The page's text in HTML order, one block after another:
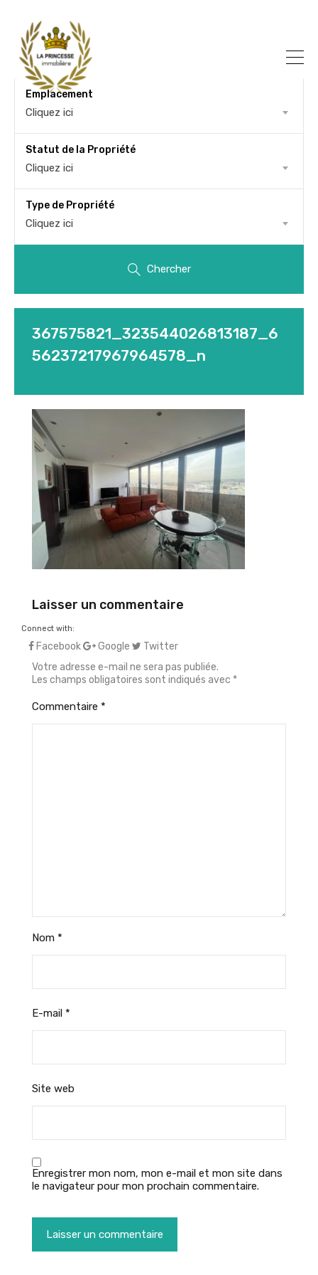
Emplacement
Cliquez ici
Statut de la Propriété
Cliquez ici
Type de Propriété
Cliquez ici
Chercher
367575821_323544026813187_6
56237217967964578_n
Laisser un commentaire
Connect with:
Facebook Google
Twitter
Votre adresse e-mail ne sera pas publiée.
Les champs obligatoires sont indiqués avec *
Commentaire *
Nom *
E-mail *
Site web
Enregistrer mon nom, mon e-mail et mon site dans
le navigateur pour mon prochain commentaire.